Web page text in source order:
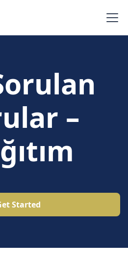
–
Started